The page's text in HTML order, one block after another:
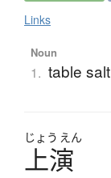
Links
Noun
1. table salt
じょう えん
上演